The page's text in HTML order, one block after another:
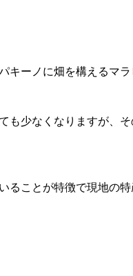
キーノに畑を構えるマラ
も少なくなりますが、そ
ることが特徴で現地の